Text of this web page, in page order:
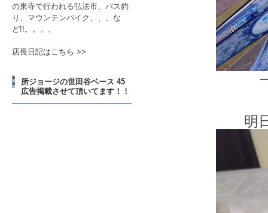
明
の東寺で行われる弘法市、バス釣
り、マウンテンバイク、、、な
ど!!。。。。
店長日記はこちら >>
所ジョージの世田谷ベース 45
広告掲載させて頂いてます！！